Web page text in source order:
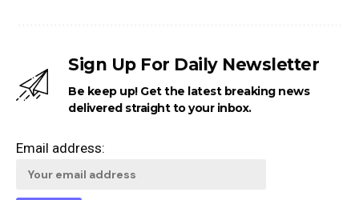
Sign Up For Daily Newsletter
Be keep up! Get the latest breaking news
delivered straight to your inbox.
Email address: